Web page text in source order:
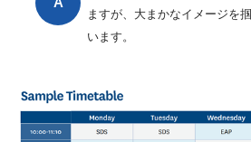
ますが、大まかなイメージを
います。